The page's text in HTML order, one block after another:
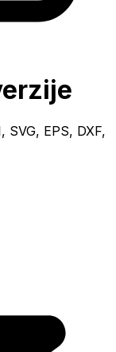
EPS, DXF,